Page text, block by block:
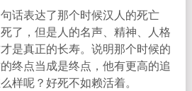
话表达了那个时候汉人的死亡
了，但是人的名声、精神、人格
是真正的长寿。说明那个时候的
终点当成是终点，他有更高的追
样呢？好死不如赖活着。